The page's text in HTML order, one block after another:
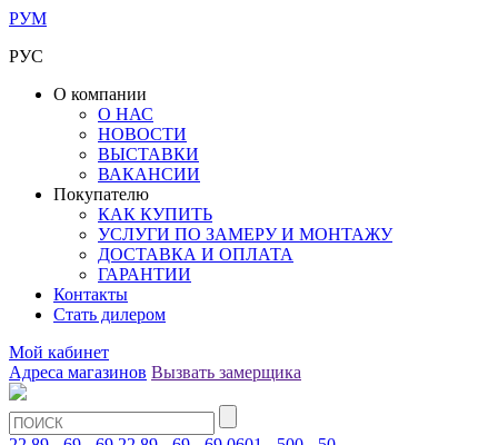
РУМ
РУС
О компании
О НАС
НОВОСТИ
ВЫСТАВКИ
ВАКАНСИИ
Покупателю
КАК КУПИТЬ
УСЛУГИ ПО ЗАМЕРУ И МОНТАЖУ
ДОСТАВКА И ОПЛАТА
ГАРАНТИИ
Контакты
Стать дилером
Мой кабинет
Адреса магазинов Вызвать замерщика